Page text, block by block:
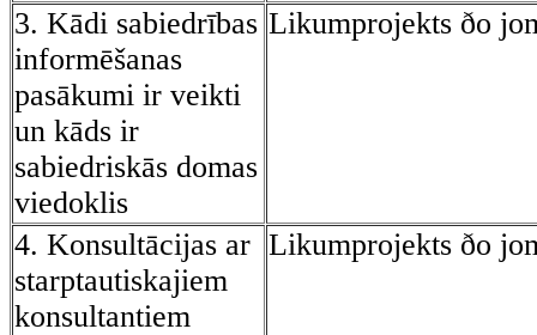
3. Kādi sabiedrības
informēšanas
pasākumi ir veikti
un kāds ir
sabiedriskās domas
viedoklis
Likumprojekts ðo
4. Konsultācijas ar
starptautiskajiem
konsultantiem
Likumprojekts ðo